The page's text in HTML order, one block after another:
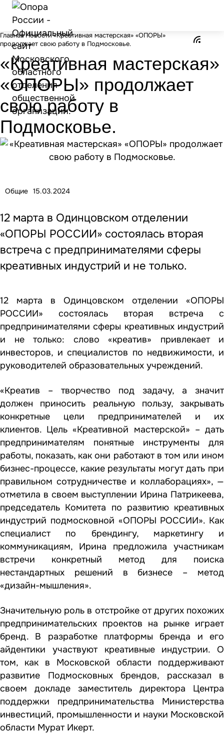
Главная Новости «Креативная мастерская» «ОПОРЫ»
продолжает свою работу в Подмосковье.
«Креативная мастерская»
«ОПОРЫ» продолжает
свою работу в
Подмосковье.
Общие 15.03.2024
12 марта в Одинцовском отделении
«ОПОРЫ РОССИИ» состоялась вторая
встреча с предпринимателями сферы
креативных индустрий и не только.
12 марта в Одинцовском отделении «ОПОРЫ
РОССИИ» состоялась вторая встреча с
предпринимателями сферы креативных индустрий
и не только: слово «креатив» привлекает и
инвесторов, и специалистов по недвижимости, и
руководителей образовательных учреждений.
«Креатив – творчество под задачу, а значит
должен приносить реальную пользу, закрывать
конкретные цели предпринимателей и их
клиентов. Цель «Креативной мастерской» – дать
предпринимателям понятные инструменты для
работы, показать, как они работают в том или ином
бизнес-процессе, какие результаты могут дать при
правильном сотрудничестве и коллаборациях», —
отметила в своем выступлении Ирина Патрикеева,
председатель Комитета по развитию креативных
индустрий подмосковной «ОПОРЫ РОССИИ». Как
специалист по брендингу, маркетингу и
коммуникациям, Ирина предложила участникам
встречи конкретный метод для поиска
нестандартных решений в бизнесе – метод
«дизайн-мышления».
Значительную роль в отстройке от других похожих
предпринимательских проектов на рынке играет
бренд. В разработке платформы бренда и его
айдентики участвуют креативные индустрии. О
том, как в Московской области поддерживают
развитие Подмосковных брендов, рассказал в
своем докладе заместитель директора Центра
поддержки предпринимательства Министерства
инвестиций, промышленности и науки Московской
области Мурат Икерт.